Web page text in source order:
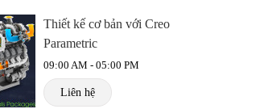
Thiết kế cơ bản với Creo
Parametric
09:00 AM - 05:00 PM
Liên hệ